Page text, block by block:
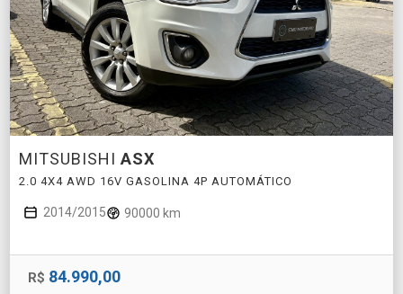
MITSUBISHI ASX
2.0 4X4 AWD 16V GASOLINA 4P AUTOMÁTICO
2014/2015 90000 km
R$ 84.990,00